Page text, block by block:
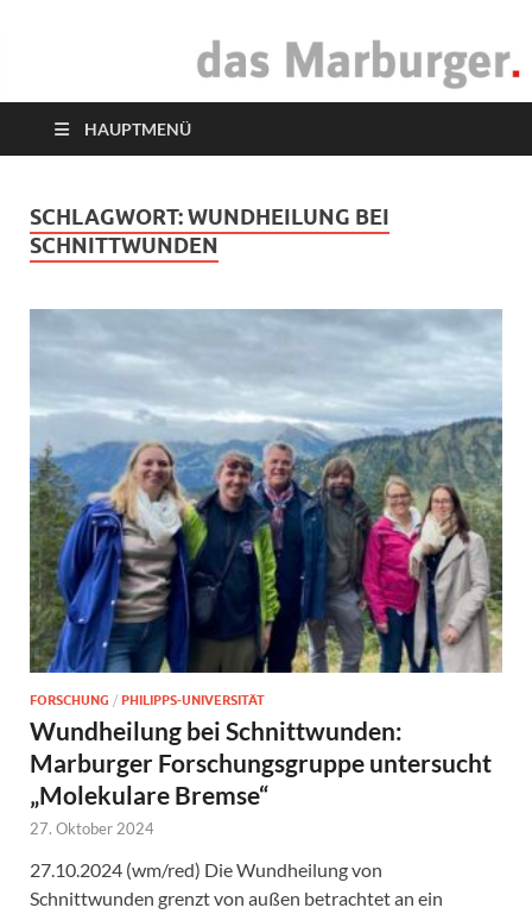
das Marburger.
HAUPTMENÜ
SCHLAGWORT:WUNDHEILUNG BEI
SCHNITTWUNDEN
FORSCHUNG / PHILIPPS-UNIVERSITÄT
Wundheilung bei Schnittwunden:
Marburger Forschungsgruppe untersucht
„Molekulare Bremse“
27. Oktober 2024
27.10.2024 (wm/red) Die Wundheilung von
Schnittwunden grenzt von außen betrachtet an ein